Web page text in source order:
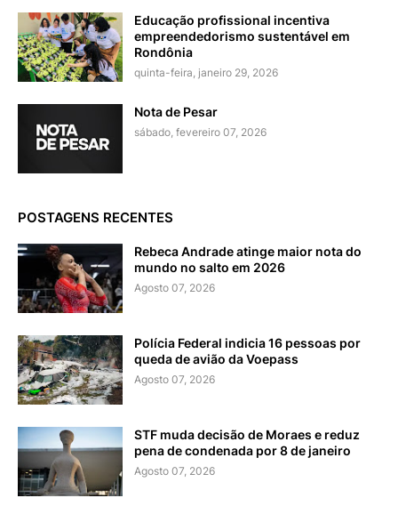
Educação profissional incentiva
empreendedorismo sustentável em
Rondônia
quinta-feira, janeiro 29, 2026
Nota de Pesar
sábado, fevereiro 07, 2026
POSTAGENS RECENTES
Rebeca Andrade atinge maior nota do
mundo no salto em 2026
Agosto 07, 2026
Polícia Federal indicia 16 pessoas por
queda de avião da Voepass
Agosto 07, 2026
STF muda decisão de Moraes e reduz
pena de condenada por 8 de janeiro
Agosto 07, 2026